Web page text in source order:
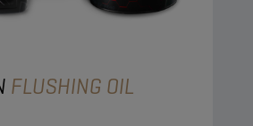
FLUSHING OIL